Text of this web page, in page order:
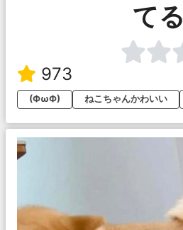
てる
973
(ФωФ)
ねこちゃんかわいい